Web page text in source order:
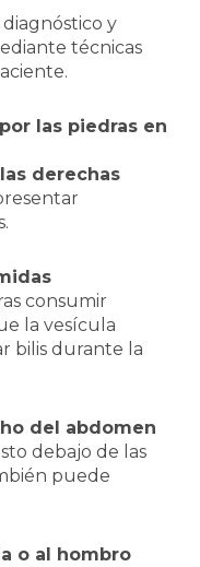
y
técnicas
las piedras en
derechas
consumir
la vesícula
bilis durante la
del abdomen
debajo de las
puede
o al hombro